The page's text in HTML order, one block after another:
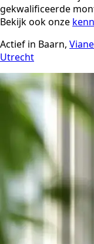
gekwalificeerde
Bekijk ook onze
Actief in Baarn,
Utrecht